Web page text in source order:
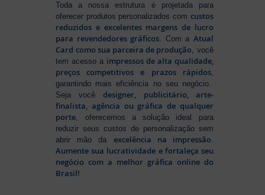
Toda a nossa estrutura é projetada para
oferecer produtos personalizados com custos
reduzidos e excelentes margens de lucro
para revendedores gráficos. Com a Atual
Card como sua parceira de produção, você
tem acesso a impressos de alta qualidade,
preços competitivos e prazos rápidos,
garantindo mais eficiência no seu negócio.
Seja vocêdesigner, publicitário, arte-
finalista, agência ou gráfica de qualquer
porte, oferecemos a solução ideal para
reduzir seus custos de personalização sem
abrir mão da excelência na impressão.
Aumente sua lucratividade e fortaleça seu
negócio com a melhor gráfica online do
Brasil!